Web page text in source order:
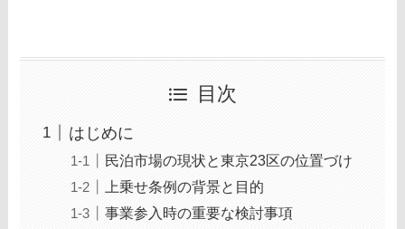
目次
はじめに
民泊市場の現状と東京23区の位置づけ
上乗せ条例の背景と目的
事業参入時の重要な検討事項